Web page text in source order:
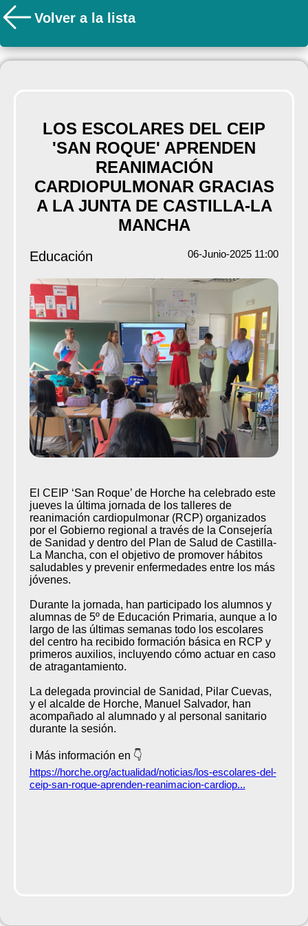
Volver a la lista
LOS ESCOLARES DEL CEIP
'SAN ROQUE' APRENDEN
REANIMACIÓN
CARDIOPULMONAR GRACIAS
A LA JUNTA DE CASTILLA-LA
MANCHA
Educación 06-Junio-2025 11:00
El CEIP ‘San Roque’ de Horche ha celebrado este
jueves la última jornada de los talleres de
reanimación cardiopulmonar (RCP) organizados
por el Gobierno regional a través de la Consejería
de Sanidad y dentro del Plan de Salud de Castilla-
La Mancha, con el objetivo de promover hábitos
saludables y prevenir enfermedades entre los más
jóvenes.
Durante la jornada, han participado los alumnos y
alumnas de 5º de Educación Primaria, aunque a lo
largo de las últimas semanas todo los escolares
del centro ha recibido formación básica en RCP y
primeros auxilios, incluyendo cómo actuar en caso
de atragantamiento.
La delegada provincial de Sanidad, Pilar Cuevas,
y el alcalde de Horche, Manuel Salvador, han
acompañado al alumnado y al personal sanitario
durante la sesión.
ℹ️ Más información en 👇
https://horche.org/actualidad/noticias/los-escolares-del-
ceip-san-roque-aprenden-reanimacion-cardiop...